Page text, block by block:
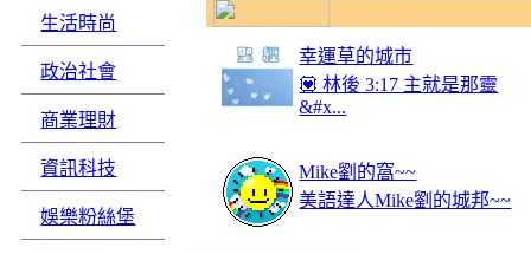
生活時尚
政治社會
商業理財
資訊科技
娛樂粉絲堡
幸運草的城市
💟 林後 3:17 主就是那靈
&#x...
Mike劉的窩~~
美語達人Mike劉的城邦~~